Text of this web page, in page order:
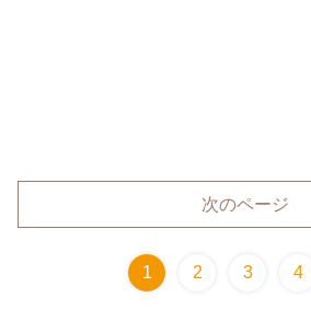
次のページ
1 2 3 4